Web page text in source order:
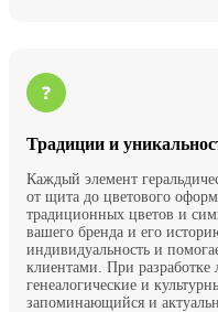
Традиции и
Каждый элемент
от щита до цветового
традиционных цветов и
вашего бренда и его
индивидуальность и
клиентами. При разработке
генеалогические и
запоминающийся и